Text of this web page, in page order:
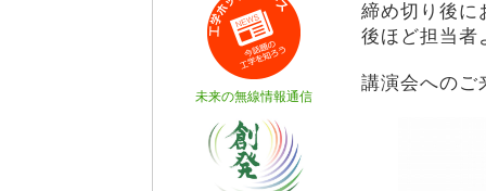
締め切り後に
後ほど担当者
講演会へのご